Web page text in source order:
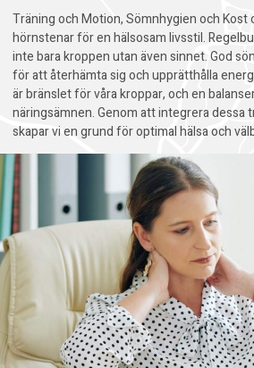
Träning och Motion, Sömnhygien och Kost
hörnstenar för en hälsosam livsstil.
inte bara kroppen utan även sinnet. God
för att återhämta sig och upprätthålla
är bränslet för våra kroppar, och en
näringsämnen. Genom att integrera dessa
skapar vi en grund för optimal hälsa och